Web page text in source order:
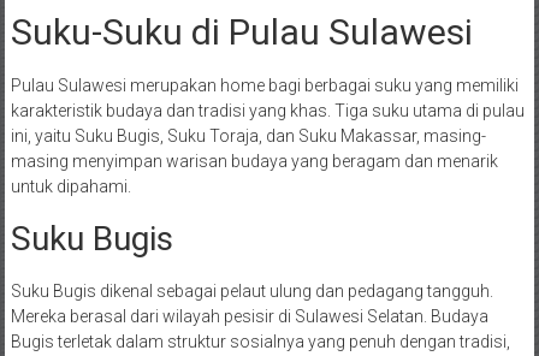
Suku-Suku di Pulau Sulawesi
Pulau Sulawesi merupakan home bagi berbagai suku yang memiliki
karakteristik budaya dan tradisi yang khas. Tiga suku utama di pulau
ini, yaitu Suku Bugis, Suku Toraja, dan Suku Makassar, masing-
masing menyimpan warisan budaya yang beragam dan menarik
untuk dipahami.
Suku Bugis
Suku Bugis dikenal sebagai pelaut ulung dan pedagang tangguh.
Mereka berasal dari wilayah pesisir di Sulawesi Selatan. Budaya
Bugis terletak dalam struktur sosialnya yang penuh dengan tradisi,